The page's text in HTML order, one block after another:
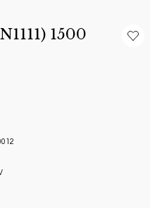
1500